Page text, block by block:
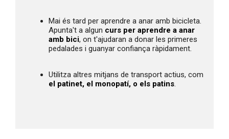
Mai és tard per aprendre a anar amb bicicleta.
Apunta't a algun curs per aprendre a anar
amb bici, on t'ajudaran a donar les primeres
pedalades i guanyar confiança ràpidament.
el patinet, el monopatí, o els patins.